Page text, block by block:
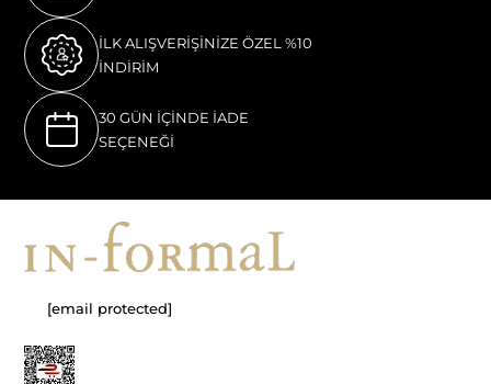
İLK ALIŞVERİŞİNİZE ÖZEL %10
İNDİRİM
30 GÜN İÇİNDE İADE
SEÇENEĞİ
[email protected]